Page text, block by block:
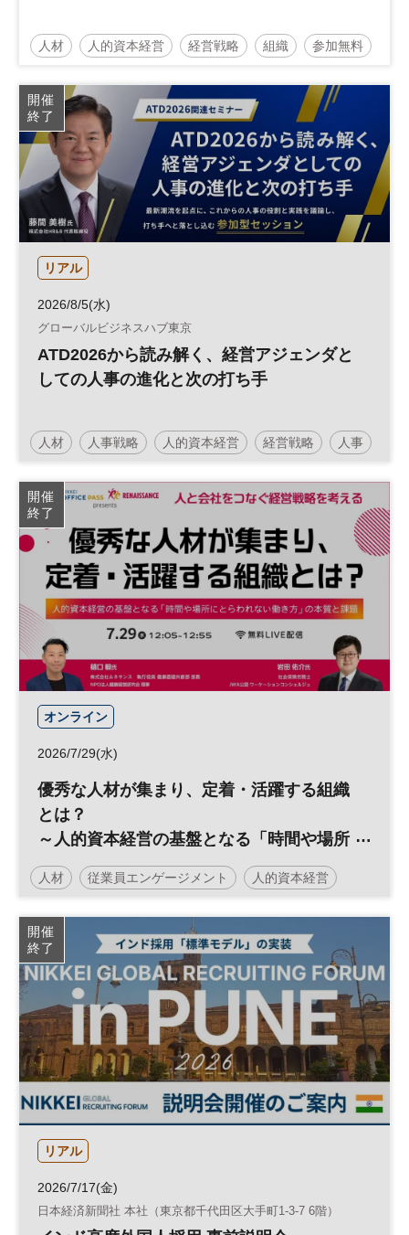
人材 人的資本経営 経営戦略 組織 参加無料
開催
終了
リアル
2026/8/5(水)
グローバルビジネスハブ東京
ATD2026から読み解く、経営アジェンダと
しての人事の進化と次の打ち手
人材 人事戦略 人的資本経営 経営戦略 人事
人材開発
参加無料
開催
終了
オンライン
2026/7/29(水)
優秀な人材が集まり、定着・活躍する組織
とは？
～人的資本経営の基盤となる「時間や場所
にとらわれない働き方」の本質と課題～
人材 従業員エンゲージメント 人的資本経営
経営戦略 働き方 組織
参加無料
開催
終了
リアル
2026/7/17(金)
日本経済新聞社 本社（東京都千代田区大手町1-3-7 6階）